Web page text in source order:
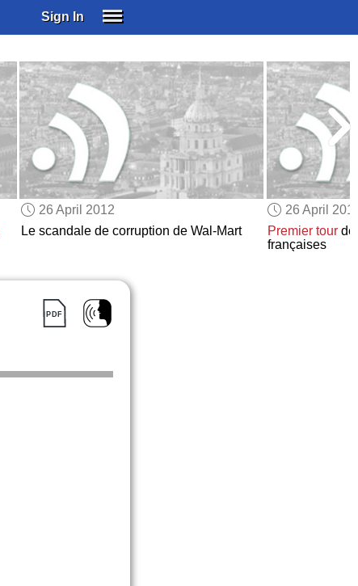
Sign In
SUBSCRIBE
EDUCATIONAL LICENSES
GIFT CARDS
OTHER LANGUAGES
ABOUT US
ALEXA
ADJUST COLORS
26 April 2012
Le scandale de corruption de Wal-Mart
26 April
Premier tour
françaises